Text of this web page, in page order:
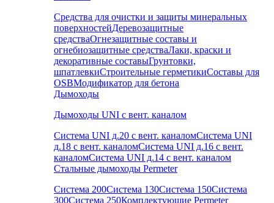
Средства для очистки и защиты минеральных
поверхностейДеревозащитные
средстваОгнезащитные составы и
огнебиозащитные средстваЛаки, краски и
декоративные составыГрунтовки,
шпатлевкиСтроительные герметикиСоставы для
OSBМодификатор для бетона
Дымоходы
Дымоходы UNI с вент. каналом
Система UNI д.20 с вент. каналомСистема UNI
д.18 с вент. каналомСистема UNI д.16 с вент.
каналомСистема UNI д.14 с вент. каналом
Стальные дымоходы Permeter
Система 200Система 130Система 150Система
300Система 250Комплектующие Permeter